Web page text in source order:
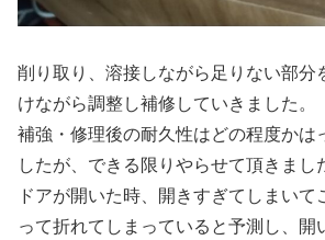
削り取り、溶接しながら足りない部分
けながら調整し補修していきました。
補強・修理後の耐久性はどの程度かは
したが、できる限りやらせて頂きまし
ドアが開いた時、開きすぎてしまいて
って折れてしまっていると予測し、開